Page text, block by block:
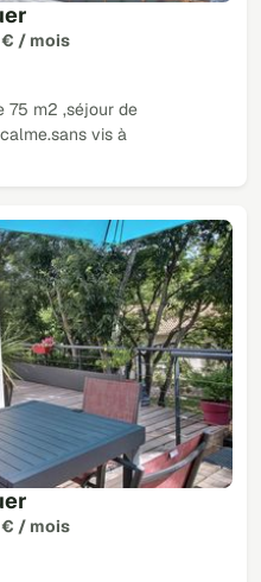
/ mois
75 m2 ,séjour de
vis à
/ mois